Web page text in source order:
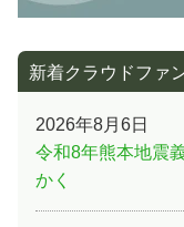
新着クラウドファ
2026年8月6日
令和8年熊本地震
かく